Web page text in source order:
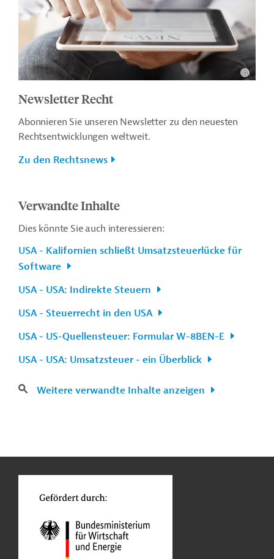
Newsletter Recht
Abonnieren Sie unseren Newsletter zu den neuesten
Rechtsentwicklungen weltweit.
Zu den Rechtsnews
Verwandte Inhalte
Dies könnte Sie auch interessieren:
USA - Kalifornien schließt Umsatzsteuerlücke für
Software
USA - USA: Indirekte Steuern
USA - Steuerrecht in den USA
USA - US-Quellensteuer: Formular W-8BEN-E
USA - USA: Umsatzsteuer - ein Überblick
Weitere verwandte Inhalte anzeigen